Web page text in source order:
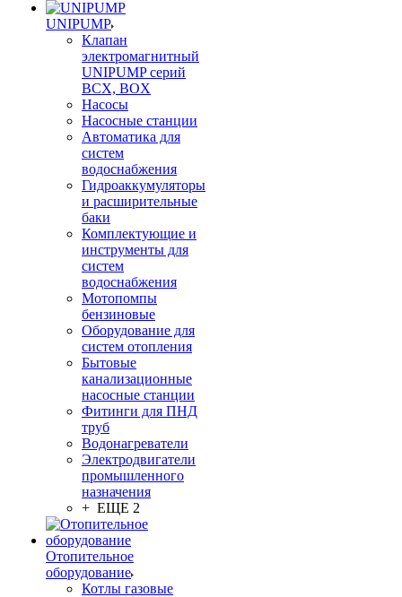
UNIPUMP
Клапан
электромагнитный
UNIPUMP серий
BCX, BOX
Насосы
Насосные станции
Автоматика для
систем
водоснабжения
Гидроаккумуляторы
и расширительные
баки
Комплектующие и
инструменты для
систем
водоснабжения
Мотопомпы
бензиновые
Оборудование для
систем отопления
Бытовые
канализационные
насосные станции
Фитинги для ПНД
труб
Водонагреватели
Электродвигатели
промышленного
назначения
+ ЕЩЕ 2
Отопительное
оборудование
Котлы газовые